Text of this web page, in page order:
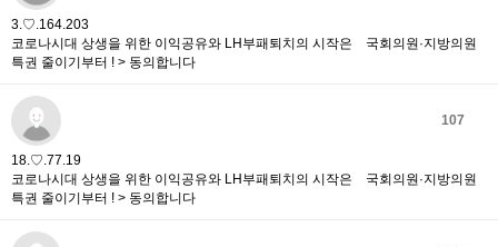
3.♡.164.203
코로나시대 상생을 위한 이익공유와 LH부패퇴치의 시작은 국회의원·지방의원
특권 줄이기부터 ! > 동의합니다
107
18.♡.77.19
코로나시대 상생을 위한 이익공유와 LH부패퇴치의 시작은 국회의원·지방의원
특권 줄이기부터 ! > 동의합니다